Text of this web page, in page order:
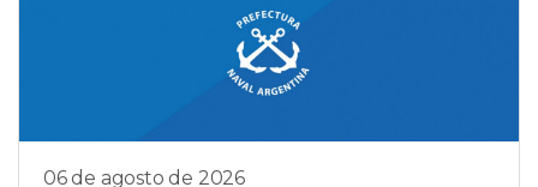
06 de agosto de 2026